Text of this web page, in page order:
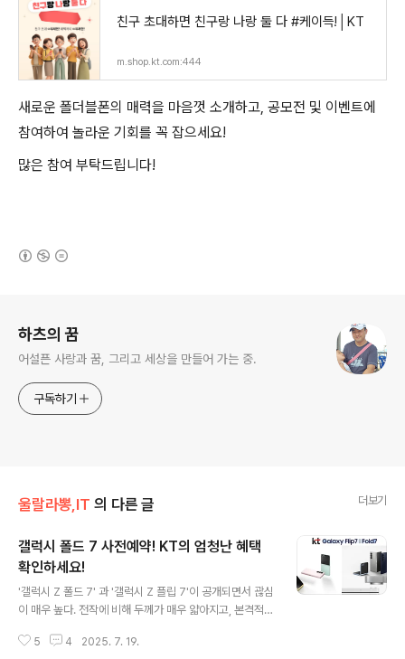
친구 초대하면 친구랑 나랑 둘 다 #케이득!│KT
m.shop.kt.com:444
새로운 폴더블폰의 매력을 마음껏 소개하고, 공모전 및 이벤트에
참여하여 놀라운 기회를 꼭 잡으세요!
많은 참여 부탁드립니다!
하츠의 꿈
어설픈 사랑과 꿈, 그리고 세상을 만들어 가는 중.
구독하기
울랄라뽕,IT 의 다른 글 더보기
갤럭시 폴드 7 사전예약! KT의 엄청난 혜택
확인하세요!
'갤럭시 Z 폴드 7' 과 '갤럭시 Z 플립 7'이 공개되면서 괂심
이 매우 높다. 전작에 비해 두께가 매우 얇아지고, 본격적인
지고 있다.통신사 및 온라인 대리점들은 앞다퉈 다양한 사
5 4 2025. 7. 19.